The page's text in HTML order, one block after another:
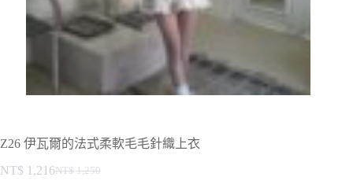
Z26 伊瓦爾的法式柔軟毛毛針織上衣
NT$ 1,250
NT$ 1,216